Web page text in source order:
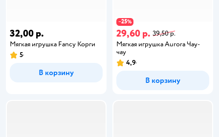
32,00 р.
Мягкая игрушка Fancy Корги
5
В корзину
−25%
29,60 р. 39,50 р.
Мягкая игрушка Aurora Чау-
чау
4,9
В корзину